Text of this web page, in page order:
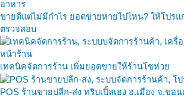
ขายดีแต่ไม่มีกำไร ยอดขายหายไปไหน? ให้โปร
ตรวจสอบ
เทคนิคจัดการร้าน เพิ่มยอดขายให้ร้านโชห่วย
POS ร้านขายปลีก-ส่ง ทริบเปิ้ลเฮง อ.เมือง จ.ขอ